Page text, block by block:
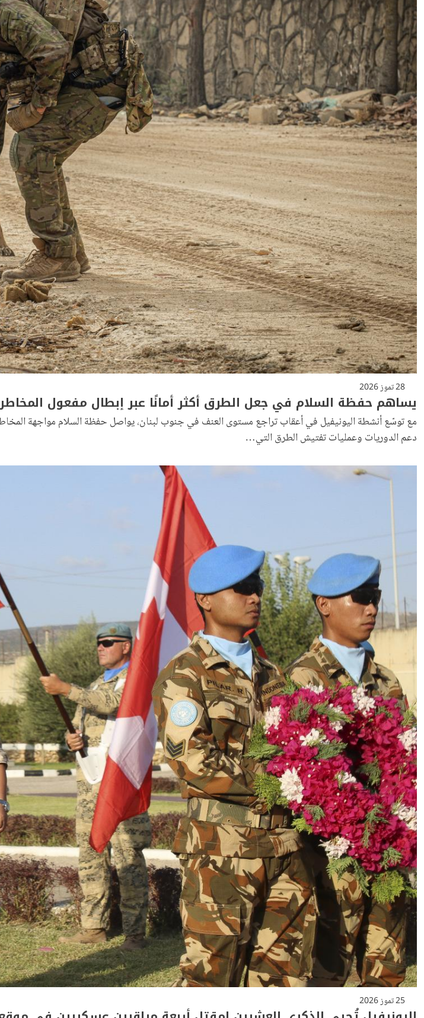
28 تموز 2026
يساهم حفظة السلام في جعل الطرق أكثر أمانًا عبر إبطال مفعول
مع توسّع أنشطة اليونيفيل في أعقاب تراجع مستوى العنف في جنوب لبنان، يواصل حفظة السلام مواجهة
دعم الدوريات وعمليات تفتيش الطرق التي…
25 تموز 2026